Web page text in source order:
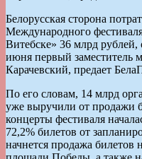
Белорусская сторона
Международного
Витебске» 36 млрд
июня первый заместитель
Карачевский, предает
По его словам, 14 млрд
уже выручили от продажи
концерты фестиваля
72,2% билетов от
начнется продажа билетов